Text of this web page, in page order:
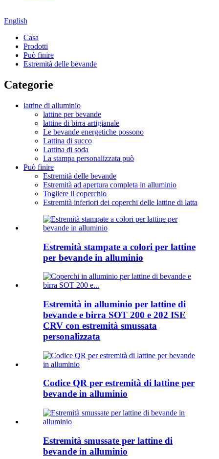
English
Casa
Prodotti
Può finire
Estremità delle bevande
Categorie
lattine di alluminio
lattine per bevande
lattine di birra artigianale
Le bevande energetiche possono
Lattina di succo
Lattina di soda
La stampa personalizzata può
Può finire
Estremità delle bevande
Estremità ad apertura completa in alluminio
Togliere il coperchio
Estremità inferiori dei coperchi delle lattine di latta
Estremità stampate a colori per lattine
per bevande in alluminio
Estremità in alluminio per lattine di
bevande e birra SOT 200 e 202 ISE
CRV con estremità smussata
personalizzata
Codice QR per estremità di lattine per
bevande in alluminio
Estremità smussate per lattine di
bevande in alluminio